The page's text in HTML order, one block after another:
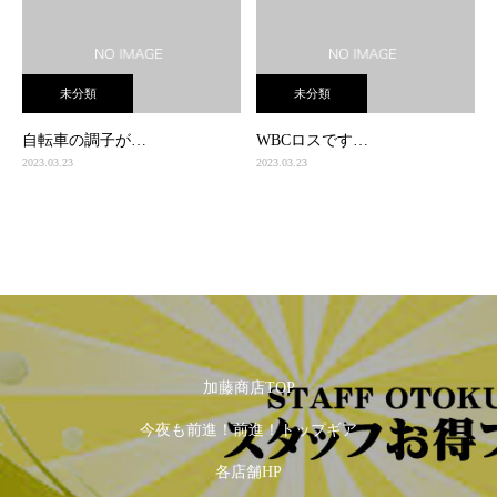
未分類
自転車の調子が…
2023.03.23
未分類
WBCロスです…
2023.03.23
加藤商店TOP
今夜も前進！前進！トップギア
各店舗HP